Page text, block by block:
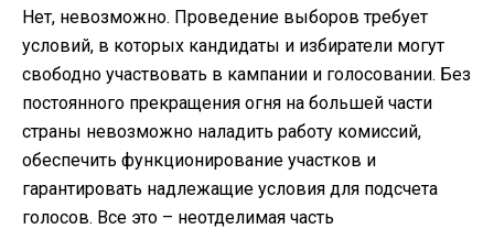
Нет, невозможно. Проведение выборов требует
условий, в которых кандидаты и избиратели могут
свободно участвовать в кампании и голосовании. Без
постоянного прекращения огня на большей части
страны невозможно наладить работу комиссий,
обеспечить функционирование участков и
гарантировать надлежащие условия для подсчета
голосов. Все это – неотделимая часть